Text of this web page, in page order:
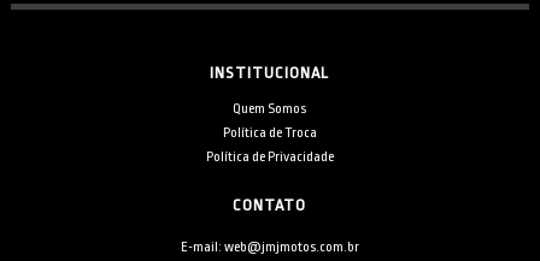
INSTITUCIONAL
Quem Somos
Política de Troca
Política de Privacidade
CONTATO
E-mail: web@jmjmotos.com.br